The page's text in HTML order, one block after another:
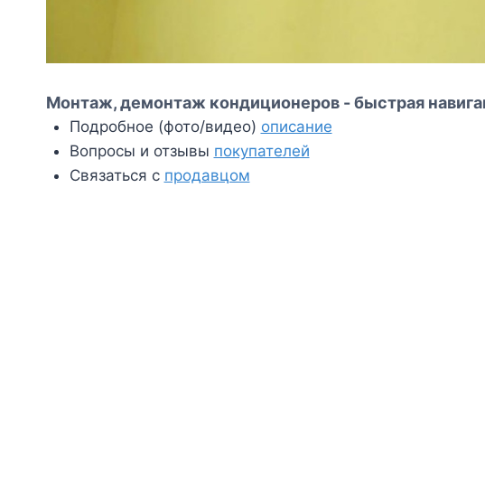
Монтаж, демонтаж кондиционеров - быстрая
Подробное (фото/видео) описание
Вопросы и отзывы покупателей
Связаться с продавцом